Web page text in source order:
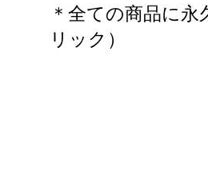
＊全ての商品に
リック）